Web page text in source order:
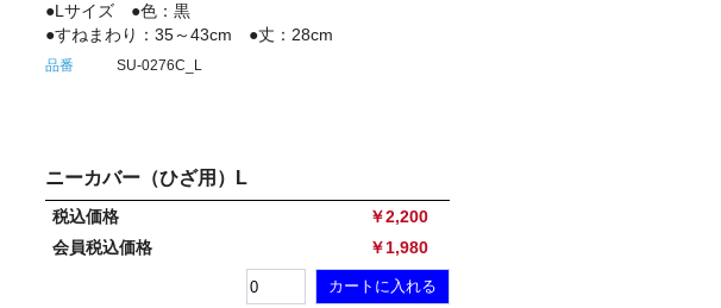
●Lサイズ ●色：黒
●すねまわり：35～43cm ●丈：28cm
品番 SU-0276C_L
ニーカバー（ひざ用）L
税込価格
￥2,200
会員税込価格
￥1,980